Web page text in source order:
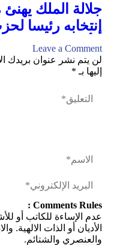
جلالة الملك
إنتخابه رئيسا
للأحرار
Leave a Comment
لن يتم نشر عنوان بريدك
إليها بـ *
Comments Rules :
عدم الإساءة للكاتب أو
الأديان أو الذات الالهية.
والعنصري والشتائم.